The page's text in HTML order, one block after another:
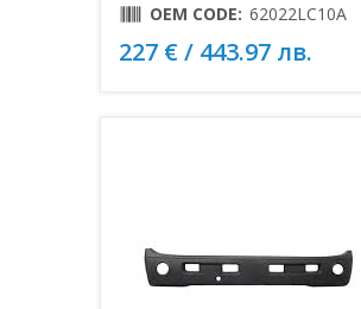
OEM CODE: 62022LC10A
227 € / 443.97 лв.